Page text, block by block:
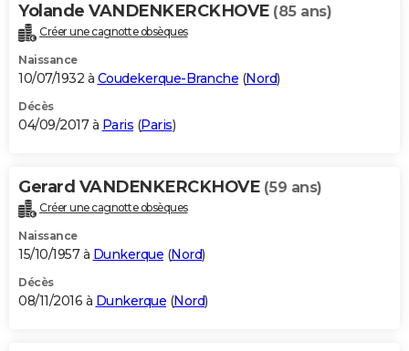
Yolande VANDENKERCKHOVE (85 ans)
Créer une cagnotte obsèques
Naissance
10/07/1932 à Coudekerque-Branche (Nord)
Décès
04/09/2017 à Paris (Paris)
Gerard VANDENKERCKHOVE (59 ans)
Créer une cagnotte obsèques
Naissance
15/10/1957 à Dunkerque (Nord)
Décès
08/11/2016 à Dunkerque (Nord)